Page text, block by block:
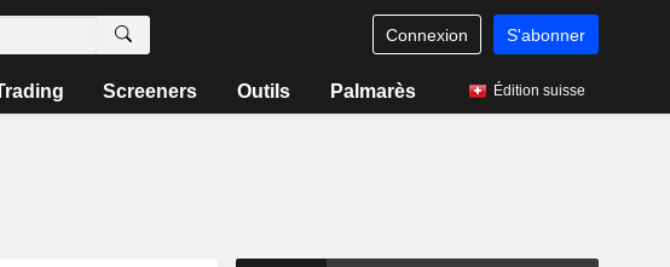
Connexion S'abonner
Screeners Outils Palmarès Édition suisse